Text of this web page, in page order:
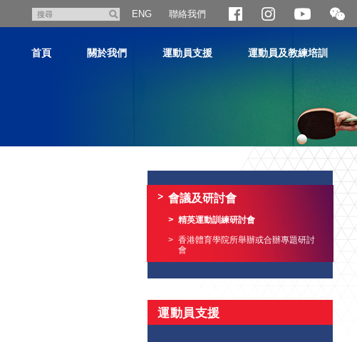
尋
ENG 聯絡我們
開
合
首頁 關於我們 運動員支援 運動員及教練培訓
會議及研討會
精英運動訓練研討會
香港體育學院所舉辦或合辦專題研討
會
運動員支援